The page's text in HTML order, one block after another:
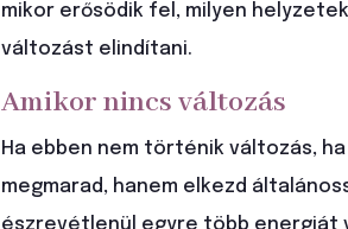
mikor erősödik fel, milyen
változást elindítani.
Amikor nincs változás
Ha ebben nem történik változás,
megmarad, hanem elkezd
észrevétlenül egyre több energiát